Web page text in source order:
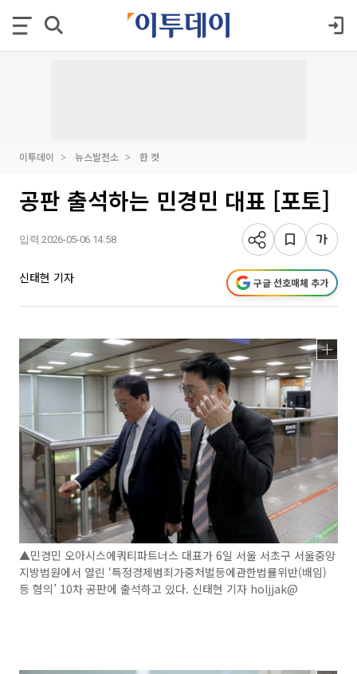
이투데이 뉴스발전소 한 컷
공판 출석하는 민경민 대표 [포토]
입력 2026-05-06 14:58
신태현 기자 구글 선호매체 추가
▲민경민 오아시스에쿼티파트너스 대표가 6일 서울 서초구 서울중앙
지방법원에서 열린 ‘특정경제범죄가중처벌등에관한법률위반(배임)
등 혐의’ 10차 공판에 출석하고 있다. 신태현 기자 holjjak@